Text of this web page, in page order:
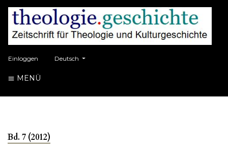
Einloggen ##plugins.themes.healthSciences.language.toggle##
Deutsch
MENÜ
Bd. 7 (2012)